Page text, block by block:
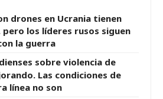
drones en Ucrania tienen
pero los líderes rusos siguen
la guerra
sobre violencia de
Las condiciones de
línea no son